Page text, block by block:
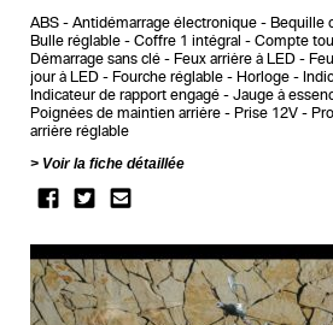
ABS Antidémarrage électronique Bequille
Bulle réglable
Coffre 1 intégral Compte
Démarrage sans clé
Feux arrière à LED
jour à LED
Fourche réglable Horloge
Indicateur de rapport engagé
Jauge à
Poignées de maintien arrière
Prise 12V
arrière réglable
Voir la fiche détaillée